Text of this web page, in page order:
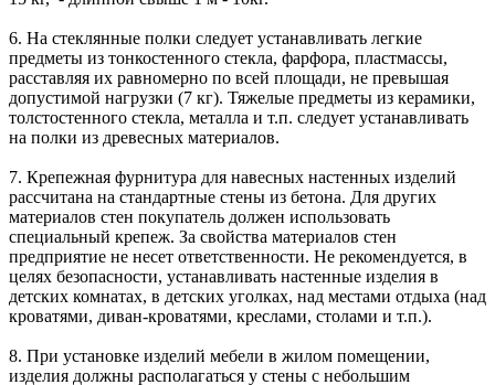
6. На стеклянные полки следует устанавливать легкие
предметы из тонкостенного стекла, фарфора, пластмассы,
расставляя их равномерно по всей площади, не превышая
допустимой нагрузки (7 кг). Тяжелые предметы из керамики,
толстостенного стекла, металла и т.п. следует устанавливать
на полки из древесных материалов.
7. Крепежная фурнитура для навесных настенных изделий
рассчитана на стандартные стены из бетона. Для других
материалов стен покупатель должен использовать
специальный крепеж. За свойства материалов стен
предприятие не несет ответственности. Не рекомендуется, в
целях безопасности, устанавливать настенные изделия в
детских комнатах, в детских уголках, над местами отдыха (над
кроватями, диван-кроватями, креслами, столами и т.п.).
8. При установке изделий мебели в жилом помещении,
изделия должны располагаться у стены с небольшим